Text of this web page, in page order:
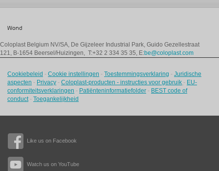
Like us on Facebook
Watch us on YouTube
Wond
Coloplast Belgium NV/SA, De Gijzeleer Industrial Park, Guido Gezellestraat
121, B-1654 Beersel/Huizingen, T:+32 2 334 35 35, E:be@coloplast.com
Cookiebeleid - Cookie instellingen - Toestemmingsverklaring - Juridische
aspecten - Privacy - Coloplast-producten - instructies voor gebruik - EU-
conformiteitsverklaringen - Patiënteninformatiefolder - BEST code of
conduct - Toegankelijkheid